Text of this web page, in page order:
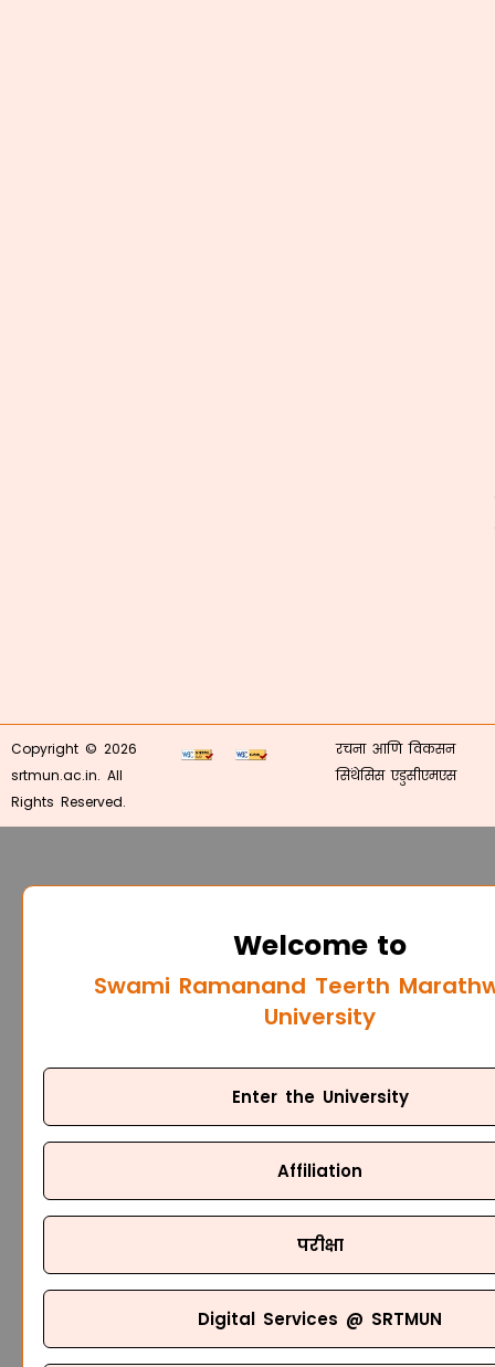
Copyright © 2026
srtmun.ac.in. All
Rights Reserved.
रचना आणि विकसन
सिंथेसिस एडुसीएमएस
Welcome to
Swami Ramanand Teerth
University
Enter the University
Affiliation
परीक्षा
Digital Services @ SRTMUN